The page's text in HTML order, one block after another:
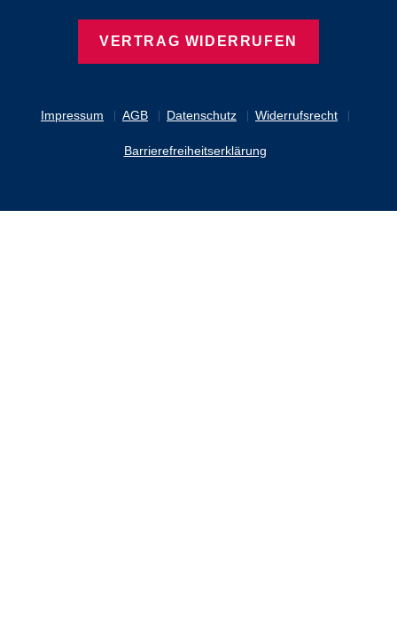
Impressum AGB Datenschutz Widerrufsrecht
Barrierefreiheitserklärung
VERTRAG WIDERRUFEN